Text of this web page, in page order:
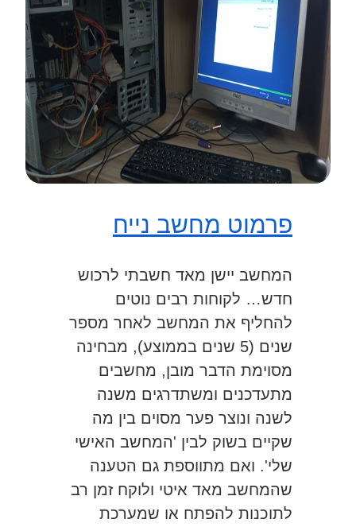
פרמוט מחשב נייח
המחשב יישן מאד חשבתי לרכוש
חדש… לקוחות רבים נוטים
להחליף את המחשב לאחר מספר
שנים (5 שנים בממוצע), מבחינה
מסוימת הדבר מובן, מחשבים
מתעדכנים ומשתדרגים משנה
לשנה ונוצר פער מסוים בין מה
שקיים בשוק לבין 'המחשב האישי
שלי'. ואם מתווספת גם הטענה
שהמחשב מאד איטי ולוקח זמן רב
לתוכנות להפתח או שמערכת